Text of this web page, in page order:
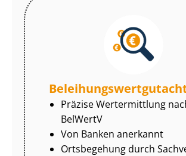
Präzise Wertermittlung
BelWertV
Von Banken anerkannt
Ortsbegehung durch